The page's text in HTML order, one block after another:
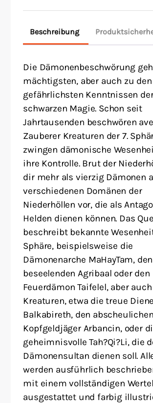
Beschreibung
Die Dämonenbeschwörung
mächtigsten, aber auch zu den
gefährlichsten Kenntnissen
schwarzen Magie. Schon seit
Jahrtausenden beschwören
Zauberer Kreaturen der 7.
zwingen dämonische
ihre Kontrolle. Brut der
dir mehr als vierzig Dämonen
verschiedenen Domänen der
Niederhöllen vor, die als
Helden dienen können. Das
beschreibt bekannte
Sphäre, beispielsweise die
Dämonenarche MaHayTam,
beseelenden Agribaal oder den
Feuerdämon Taifelel, aber
Kreaturen, etwa die treue
Balkabireth, den abscheulichen
Kopfgeldjäger Arbancin, oder
geheimnisvolle Tah?Qi?Li, die
Dämonensultan dienen soll.
werden ausführlich
mit einem vollständigen
ausgestattet und farbig